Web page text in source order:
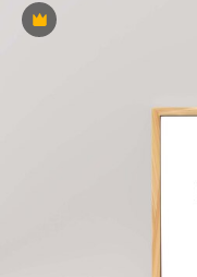
Premium